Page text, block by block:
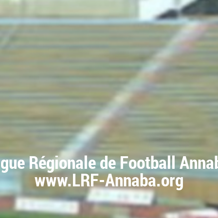
Régionale de Football
www.LRF-Annaba.org